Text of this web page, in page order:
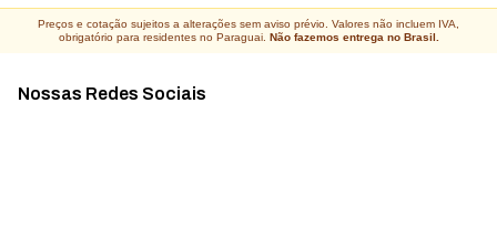
Nossas Redes Sociais
Preços e cotação sujeitos a alterações sem aviso prévio. Valores não incluem IVA,
obrigatório para residentes no Paraguai. Não fazemos entrega no Brasil.